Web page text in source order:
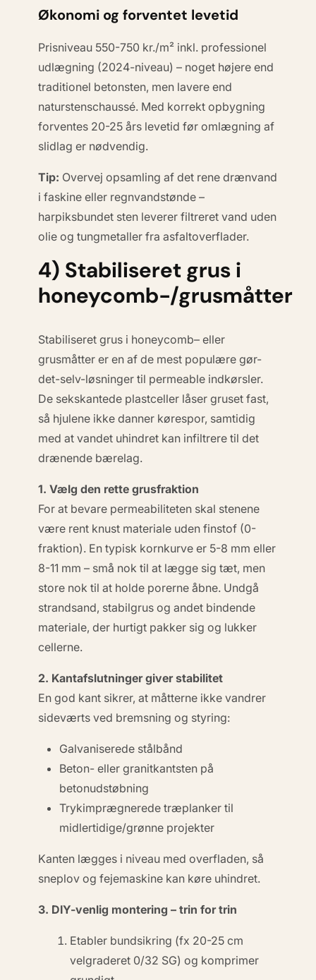
Økonomi og forventet levetid
Prisniveau 550-750 kr./m² inkl. professionel
udlægning (2024-niveau) – noget højere end
traditionel betonsten, men lavere end
naturstenschaussé. Med korrekt opbygning
forventes 20-25 års levetid før omlægning af
slidlag er nødvendig.
Tip: Overvej opsamling af det rene drænvand
i faskine eller regnvandstønde –
harpiksbundet sten leverer filtreret vand uden
olie og tungmetaller fra asfaltoverflader.
4) Stabiliseret grus i
honeycomb-/grusmåtter
Stabiliseret grus i honeycomb– eller
grusmåtter er en af de mest populære gør-
det-selv-løsninger til permeable indkørsler.
De sekskantede plastceller låser gruset fast,
så hjulene ikke danner kørespor, samtidig
med at vandet uhindret kan infiltrere til det
drænende bærelag.
1. Vælg den rette grusfraktion
For at bevare permeabiliteten skal stenene
være rent knust materiale uden finstof (0-
fraktion). En typisk kornkurve er 5-8 mm eller
8-11 mm – små nok til at lægge sig tæt, men
store nok til at holde porerne åbne. Undgå
strandsand, stabilgrus og andet bindende
materiale, der hurtigt pakker sig og lukker
cellerne.
2. Kantafslutninger giver stabilitet
En god kant sikrer, at måtterne ikke vandrer
sideværts ved bremsning og styring:
Galvaniserede stålbånd
Beton- eller granitkantsten på
betonudstøbning
Trykimprægnerede træplanker til
midlertidige/grønne projekter
Kanten lægges i niveau med overfladen, så
sneplov og fejemaskine kan køre uhindret.
3. DIY-venlig montering – trin for trin
Etabler bundsikring (fx 20-25 cm
velgraderet 0/32 SG) og komprimer